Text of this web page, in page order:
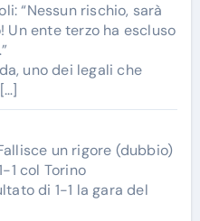
“Nessun rischio, sarà
ente terzo ha escluso
uno dei legali che
[…]
un rigore (dubbio)
1 col Torino
di 1-1 la gara del